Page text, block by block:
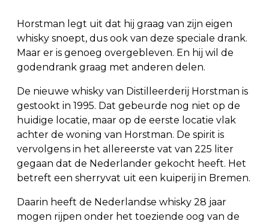
Horstman legt uit dat hij graag van zijn eigen
whisky snoept, dus ook van deze speciale drank.
Maar er is genoeg overgebleven. En hij wil de
godendrank graag met anderen delen.
De nieuwe whisky van Distilleerderij Horstman is
gestookt in 1995. Dat gebeurde nog niet op de
huidige locatie, maar op de eerste locatie vlak
achter de woning van Horstman. De spirit is
vervolgens in het allereerste vat van 225 liter
gegaan dat de Nederlander gekocht heeft. Het
betreft een sherryvat uit een kuiperij in Bremen.
Daarin heeft de Nederlandse whisky 28 jaar
mogen rijpen onder het toeziende oog van de